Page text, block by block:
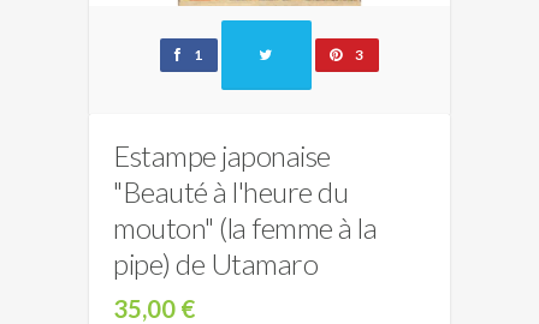
1 3
Estampe japonaise
"Beauté à l'heure du
mouton" (la femme à la
pipe) de Utamaro
35,00 €